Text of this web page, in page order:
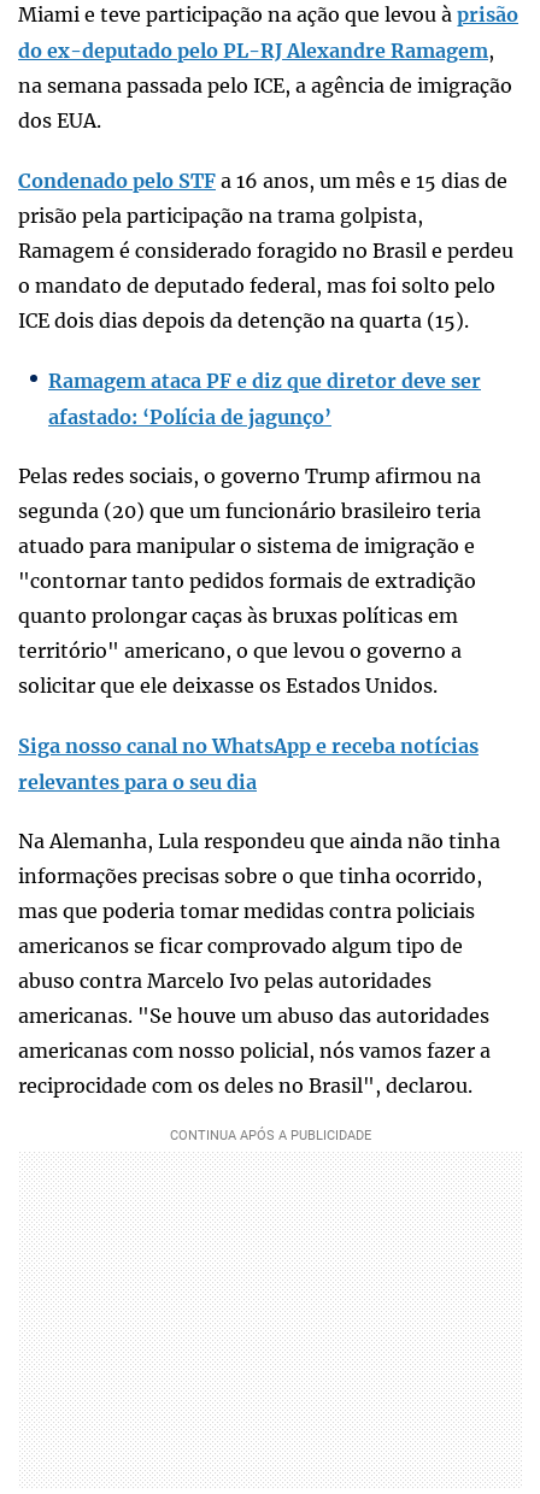
Miami e teve participação na ação que levou à prisão
do ex-deputado pelo PL-RJ Alexandre Ramagem,
na semana passada pelo ICE, a agência de imigração
dos EUA.
Condenado pelo STF a 16 anos, um mês e 15 dias de
prisão pela participação na trama golpista,
Ramagem é considerado foragido no Brasil e perdeu
o mandato de deputado federal, mas foi solto pelo
ICE dois dias depois da detenção na quarta (15).
Ramagem ataca PF e diz que diretor deve ser
afastado: ‘Polícia de jagunço’
Pelas redes sociais, o governo Trump afirmou na
segunda (20) que um funcionário brasileiro teria
atuado para manipular o sistema de imigração e
"contornar tanto pedidos formais de extradição
quanto prolongar caças às bruxas políticas em
território" americano, o que levou o governo a
solicitar que ele deixasse os Estados Unidos.
Siga nosso canal no WhatsApp e receba notícias
relevantes para o seu dia
Na Alemanha, Lula respondeu que ainda não tinha
informações precisas sobre o que tinha ocorrido,
mas que poderia tomar medidas contra policiais
americanos se ficar comprovado algum tipo de
abuso contra Marcelo Ivo pelas autoridades
americanas. "Se houve um abuso das autoridades
americanas com nosso policial, nós vamos fazer a
reciprocidade com os deles no Brasil", declarou.